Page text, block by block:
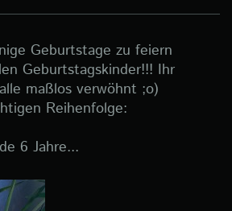
Geburtstage zu feiern
Geburtstagskinder!!! Ihr
maßlos verwöhnt ;o)
Reihenfolge:
6 Jahre...